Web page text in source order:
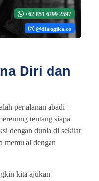
+62 851 6299 2597
@dialogika.co
Diri dan
perjalanan abadi
tentang siapa
dengan dunia di sekitar
memulai dengan
kita ajukan